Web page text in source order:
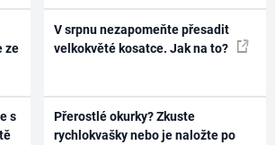
ze
s
V srpnu nezapomeňte přesadit
velkokvěté kosatce. Jak na to?
Přerostlé okurky? Zkuste
rychlokvašky nebo je naložte po